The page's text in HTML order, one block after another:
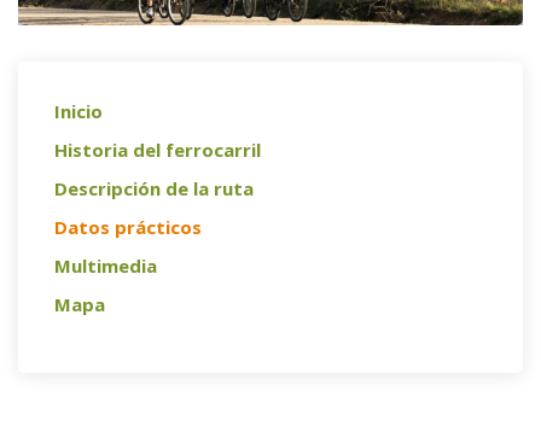
Inicio
Historia del ferrocarril
Descripción de la ruta
Datos prácticos
Multimedia
Mapa